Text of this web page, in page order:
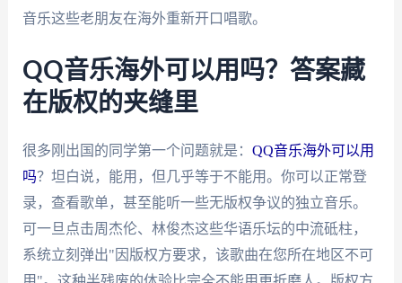
音乐这些老朋友在海外重新开口唱歌。
QQ音乐海外可以用吗？答案藏
在版权的夹缝里
很多刚出国的同学第一个问题就是： QQ音乐海外可以用
吗？坦白说，能用，但几乎等于不能用。你可以正常登
录，查看歌单，甚至能听一些无版权争议的独立音乐。
可一旦点击周杰伦、林俊杰这些华语乐坛的中流砥柱，
系统立刻弹出"因版权方要求，该歌曲在您所在地区不可